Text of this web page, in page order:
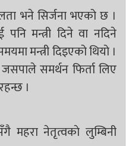
भने सिर्जना भएको छ ।
मन्त्री दिने वा नदिने
मन्त्री दिइएको थियो ।
समर्थन फिर्ता लिए
।
महरा नेतृत्वकाे लुम्बिनी